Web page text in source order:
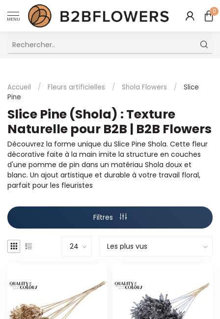
MENU
0
Accueil / Fleurs artificielles / Shola Flowers /
Slice
Pine
Slice Pine (Shola) : Texture
Naturelle pour B2B | B2B Flowers
Découvrez la forme unique du Slice Pine Shola. Cette fleur
décorative faite à la main imite la structure en couches
d'une pomme de pin dans un matériau Shola doux et
blanc. Un ajout artistique et durable à votre travail floral,
parfait pour les fleuristes
Filtres